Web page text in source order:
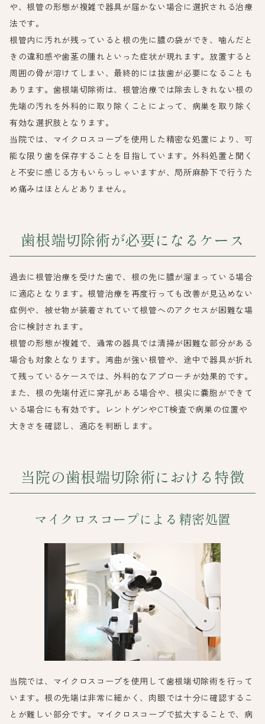
や、根管の形態が複雑で器具が届かない場合に選択される治療
法です。
根管内に汚れが残っていると根の先に膿の袋ができ、噛んだと
きの違和感や歯茎の腫れといった症状が現れます。放置すると
周囲の骨が溶けてしまい、最終的には抜歯が必要になることも
あります。歯根端切除術は、根管治療では除去しきれない根の
先端の汚れを外科的に取り除くことによって、病巣を取り除く
有効な選択肢となります。
当院では、マイクロスコープを使用した精密な処置により、可
能な限り歯を保存することを目指しています。外科処置と聞く
と不安に感じる方もいらっしゃいますが、局所麻酔下で行うた
め痛みはほとんどありません。
歯根端切除術が必要になるケース
過去に根管治療を受けた歯で、根の先に膿が溜まっている場合
に適応となります。根管治療を再度行っても改善が見込めない
症例や、被せ物が装着されていて根管へのアクセスが困難な場
合に検討されます。
根管の形態が複雑で、通常の器具では清掃が困難な部分がある
場合も対象となります。湾曲が強い根管や、途中で器具が折れ
て残っているケースでは、外科的なアプローチが効果的です。
また、根の先端付近に穿孔がある場合や、根尖に嚢胞ができて
いる場合にも有効です。レントゲンやCT検査で病巣の位置や
大きさを確認し、適応を判断します。
当院の歯根端切除術における特徴
マイクロスコープによる精密処置
当院では、マイクロスコープを使用して歯根端切除術を行って
います。根の先端は非常に細かく、肉眼では十分に確認するこ
とが難しい部分です。マイクロスコープで拡大することで、病